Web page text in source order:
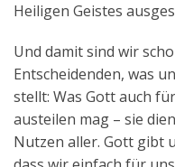
Heiligen Geistes
Und damit sind wir
Entscheidenden, was
stellt: Was Gott auch
austeilen mag – sie
Nutzen aller. Gott gibt